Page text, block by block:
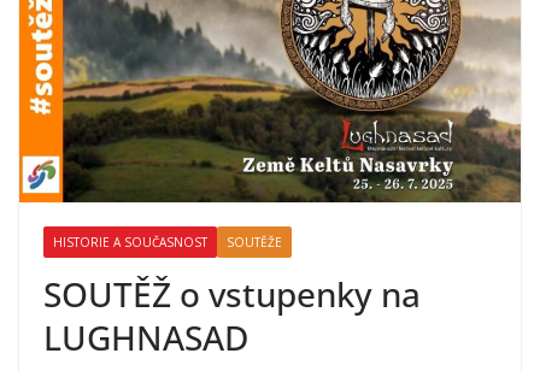
HISTORIE A SOUČASNOST SOUTĚŽE
SOUTĚŽ o vstupenky na
LUGHNASAD